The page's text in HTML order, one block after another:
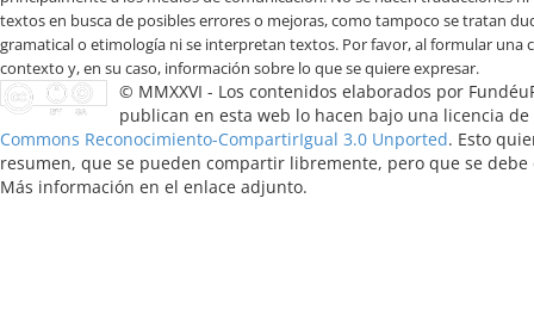
© MMXXVI - Los contenidos elaborados por
publican en esta web lo hacen bajo una licencia de
Commons Reconocimiento-CompartirIgual 3.0 Unported. Esto
resumen, que se pueden compartir libremente, pero que se
Más información en el enlace adjunto.